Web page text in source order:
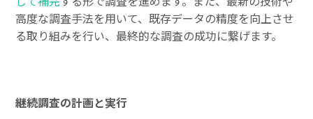
高度な調査手法を用いて、既存データの精度を向上させ
る取り組みを行い、最終的な調査の成功に繋げます。
継続調査の計画と実行